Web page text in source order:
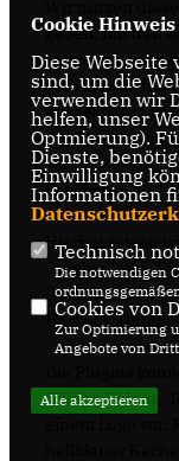
geben, mit den
Nutzern zu
verbessern und
ausgestalten
der Plug-ins ist
Facebook
Hierbei setzen
Facebook ein.
Ireland Ltd., 4
Harbour, Dublin
(Bilder, Videos,
Cookie Hinweis
Diese Webseite
sind, um die
verwenden wir
helfen, unser
Optmierung).
Dienste,
Einwilligung
Informationen
Technisch
Die notwendigen
Cookies von
Zur Optimierung
Angebote von
Alle akzeptieren